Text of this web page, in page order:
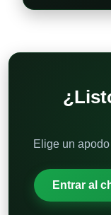
Elige un
Entrar al